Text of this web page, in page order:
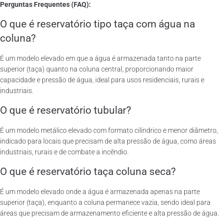
Perguntas Frequentes (FAQ):
O que é reservatório tipo taça com água na
coluna?
É um modelo elevado em que a água é armazenada tanto na parte
superior (taça) quanto na coluna central, proporcionando maior
capacidade e pressão de água, ideal para usos residenciais, rurais e
industriais.
O que é reservatório tubular?
É um modelo metálico elevado com formato cilíndrico e menor diâmetro,
indicado para locais que precisam de alta pressão de água, como áreas
industriais, rurais e de combate a incêndio.
O que é reservatório taça coluna seca?
É um modelo elevado onde a água é armazenada apenas na parte
superior (taça), enquanto a coluna permanece vazia, sendo ideal para
áreas que precisam de armazenamento eficiente e alta pressão de água.